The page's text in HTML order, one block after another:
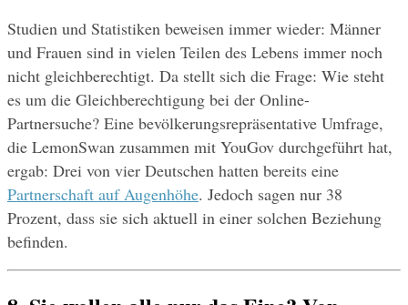
Studien und Statistiken beweisen immer wieder: Männer
und Frauen sind in vielen Teilen des Lebens immer noch
nicht gleichberechtigt. Da stellt sich die Frage: Wie steht
es um die Gleichberechtigung bei der Online-
Partnersuche? Eine bevölkerungsrepräsentative Umfrage,
die LemonSwan zusammen mit YouGov durchgeführt hat,
Partnerschaft auf Augenhöhe. Jedoch sagen nur 38
Prozent, dass sie sich aktuell in einer solchen Beziehung
befinden.